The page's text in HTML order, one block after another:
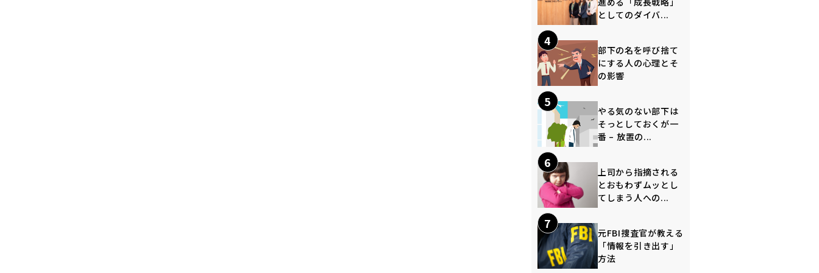
としてのダイバ...
4
部下の名を呼び捨て
にする人の心理とそ
の影響
5
やる気のない部下は
そっとしておくが一
番 – 放置の...
6
上司から指摘される
とおもわずムッとし
てしまう人への...
7
元FBI捜査官が教える
「情報を引き出す」
方法